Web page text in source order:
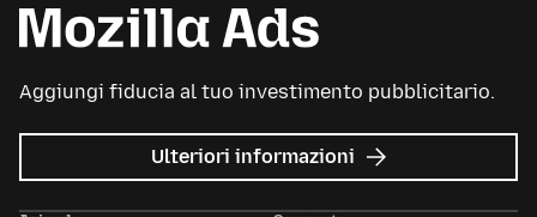
Aggiungi fiducia al tuo investimento pubblicitario.
Ulteriori informazioni su
Mozilla